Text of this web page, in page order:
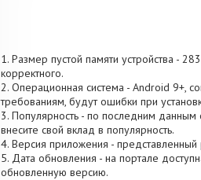
1. Размер пустой памяти устройства -
корректного.
2. Операционная система - Android 9+,
требованиям, будут ошибки при
3. Популярность - по последним данным
внесите свой вклад в популярность.
4. Версия приложения -
5. Дата обновления - на портале
обновленную версию.